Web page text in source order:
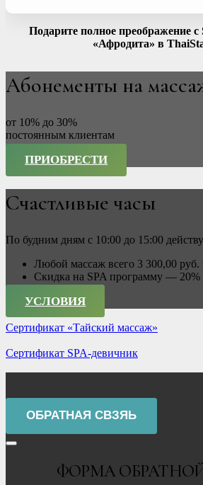
Подарите полное преображение
«Афродита» в
Абонементы на
от 10% до 30%
постоянным клиентам
ПРИОБРЕСТИ
Счастливые часы
По будним дням с 10:00 до 15:00
Любой массаж всего 3 300,00 руб.
Скидка на SPA программу — 20%
УСЛОВИЯ
Сертификат «Тайский массаж»
Сертификат SPA-девичник
ОБРАТНАЯ СВЗЯЬ
ФОРМА